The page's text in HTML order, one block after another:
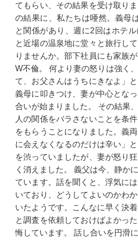
てもらい、その結果を受け取り
の結果に、私たちは唖然。義母
と関係があり、週に2回はホテ
と近場の温泉地に堂々と旅行し
りませんか。部下社員にも家族
W不倫。 何より妻の怒りは強く
て、お父さんはうちにきなよ」
義母に叩きつけ、妻が中心とな
合いが始まりました。 その結果
人の関係をバラさないことを条
をもらうことになりました。義
に会えなくなるのだけは辛い」
を渋っていましたが、妻が怒り
く消えました。 義父は今、静か
ています。話を聞くと、浮気に
いており、どうしてよいのかわ
いたようです。こんなに早く決
と調査を依頼しておけばよかっ
悔しています。 話し合いを円滑